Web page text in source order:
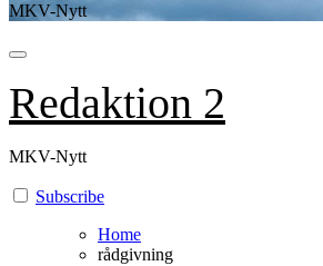
MKV-Nytt
Redaktion 2
MKV-Nytt
Subscribe
Home
rådgivning